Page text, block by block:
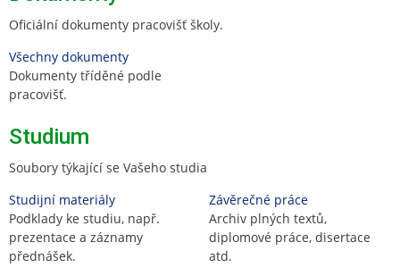
Oficiální dokumenty pracovišť školy.
Všechny dokumenty
Dokumenty tříděné podle
pracovišť.
Studium
Soubory týkající se Vašeho studia
Studijní materiály
Podklady ke studiu, např.
prezentace a záznamy
přednášek.
Závěrečné práce
Archiv plných textů,
diplomové práce, disertace
atd.